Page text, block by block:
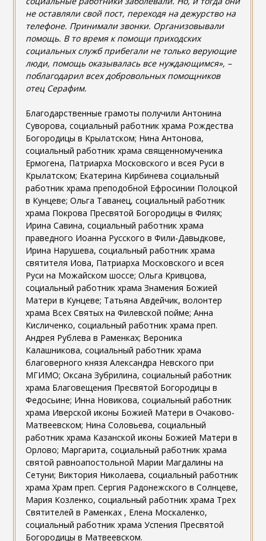
не оставляли свой пост, переходя на дежурство на
телефоне. Принимали звонки. Организовывали
помощь. В то время к помощи приходских
социальных служб прибегали не только верующие
люди, помощь оказывалась все нуждающимся», –
поблагодарил всех добровольных помощников
отец Серафим.
Благодарственные грамоты получили Антонина
Суворова, социальный работник храма Рождества
Богородицы в Крылатском; Нина Антонова,
социальный работник храма священномученика
Ермогена, Патриарха Московского и всея Руси в
Крылатском; Екатерина Кирбинева социальный
работник храма преподобной Ефросинии Полоцкой
в Кунцеве; Ольга Таванец, социальный работник
храма Покрова Пресвятой Богородицы в Филях;
Ирина Савина, социальный работник храма
праведного Иоанна Русского в Фили-Давыдкове,
Ирина Нарушева, социальный работник храма
святителя Иова, Патриарха Московского и всея
Руси на Можайском шоссе; Ольга Кривцова,
социальный работник храма Знамения Божией
Матери в Кунцеве; Татьяна Авдейчик, волонтер
храма Всех Святых на Филевской пойме; Анна
Кисличенко, социальный работник храма преп.
Андрея Рублева в Раменках; Вероника
Калашникова, социальный работник храма
благоверного князя Александра Невского при
МГИМО; Оксана Зубрилина, социальный работник
храма Благовещения Пресвятой Богородицы в
Федосьине; Инна Новикова, социальный работник
храма Иверской иконы Божией Матери в Очаково-
Матвеевском; Нина Соловьева, социальный
работник храма Казанской иконы Божией Матери в
Орлово; Маргарита, социальный работник храма
святой равноапостольной Марии Магдалины на
Сетуни; Виктория Николаева, социальный работник
храма Храм преп. Сергия Радонежского в Солнцеве,
Мария Козленко, социальный работник храма Трех
Святителей в Раменках , Елена Москаленко,
социальный работник храма Успения Пресвятой
Богородицы в Матвеевском.